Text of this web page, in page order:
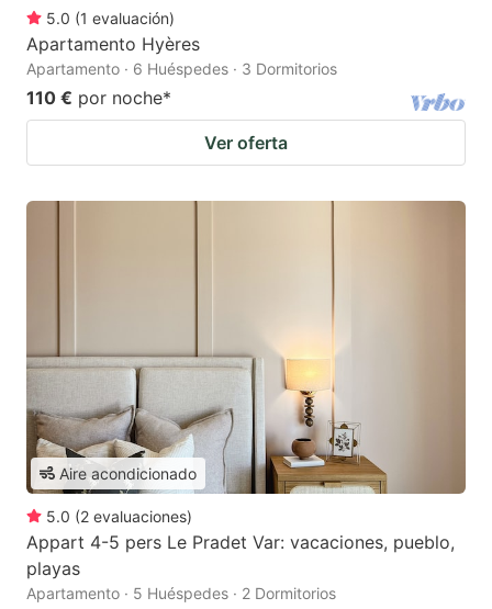
5.0 (1 evaluación)
Apartamento Hyères
Apartamento · 6 Huéspedes · 3 Dormitorios
110 € por noche*
Ver oferta
Aire acondicionado
5.0 (2 evaluaciones)
Appart 4-5 pers Le Pradet Var: vacaciones, pueblo,
playas
Apartamento · 5 Huéspedes · 2 Dormitorios